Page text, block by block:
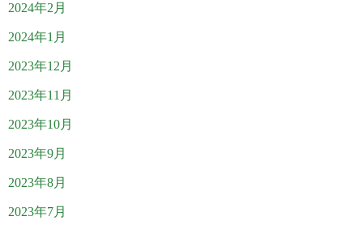
2024年2月
2024年1月
2023年12月
2023年11月
2023年10月
2023年9月
2023年8月
2023年7月